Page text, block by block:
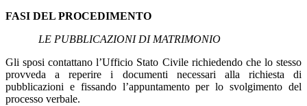
FASI DEL PROCEDIMENTO
LE PUBBLICAZIONI DI MATRIMONIO
Gli sposi contattano l’Ufficio Stato Civile richiedendo che lo stesso
provveda a reperire i documenti necessari alla richiesta di
pubblicazioni e fissando l’appuntamento per lo svolgimento del
processo verbale.